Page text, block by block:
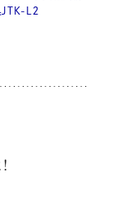
JTK-L2